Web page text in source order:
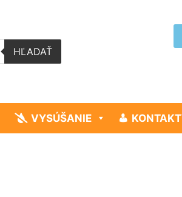
HĽADAŤ
VYSÚŠANIE